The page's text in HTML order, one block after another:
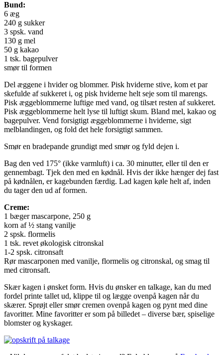
Bund:
6 æg
240 g sukker
3 spsk. vand
130 g mel
50 g kakao
1 tsk. bagepulver
smør til formen
Del æggene i hvider og blommer. Pisk hviderne stive, kom et par
skefulde af sukkeret i, og pisk hviderne helt seje som til marengs.
Pisk æggeblommerne luftige med vand, og tilsæt resten af sukkeret.
Pisk æggeblommerne helt lyse til luftigt skum. Bland mel, kakao og
bagepulver. Vend forsigtigt æggeblommerne i hviderne, sigt
melblandingen, og fold det hele forsigtigt sammen.
Smør en bradepande grundigt med smør og fyld dejen i.
Bag den ved 175° (ikke varmluft) i ca. 30 minutter, eller til den er
gennembagt. Tjek den med en kødnål. Hvis der ikke hænger dej fast
på kødnålen, er kagebunden færdig. Lad kagen køle helt af, inden
du tager den ud af formen.
Creme:
1 bæger mascarpone, 250 g
korn af ½ stang vanilje
2 spsk. flormelis
1 tsk. revet økologisk citronskal
1-2 spsk. citronsaft
Rør mascarponen med vanilje, flormelis og citronskal, og smag til
med citronsaft.
Skær kagen i ønsket form. Hvis du ønsker en talkage, kan du med
fordel printe tallet ud, klippe til og lægge ovenpå kagen når du
skærer. Sprøjt eller smør cremen ovenpå kagen og pynt med dine
favoritter. Mine favoritter er som på billedet – diverse bær, spiselige
blomster og kyskager.